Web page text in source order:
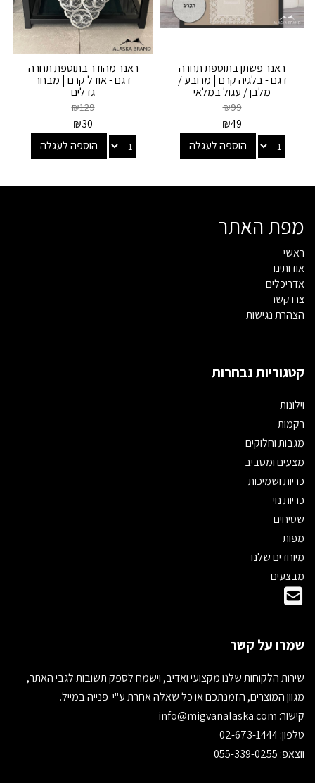
ראנר פשתן בתוספת תחרה
דגם - בלגיה קרם | מרובע /
מלבן / עגול במלאי
₪99
₪49
הוספה לעגלה
ראנר מהודר בתוספת תחרה
דגם - אודל קרם | מבחר
גדלים
₪129
₪30
הוספה לעגלה
מפת האתר
ראשי
אודותינו
אדריכלים
צרו קשר
הצהרת נגישות
קטגוריות נבחרות
וילונות
רקמות
מגבות וחלוקים
מצעים ומסביב
כריות ושמיכות
כריות נוי
שטיחים
מפות
מיוחדים שלנו
מבצעים
שמרו על קשר
שירות הלקוחות שלנו מקצועי ואדיב, וישמח לספק תשובות לגבי האתר,
מגוון המוצרים, הזמנתכם או כל שאלה אחרת ע"י פנייה במייל.
קישור:
טלפון: 02-673-1444
ווצאפ: 055-339-0255